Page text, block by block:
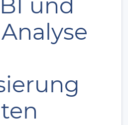
und